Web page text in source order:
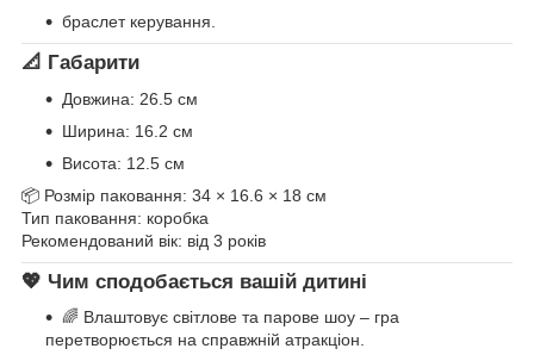
браслет керування.
📐 Габарити
Довжина: 26.5 см
Ширина: 16.2 см
Висота: 12.5 см
📦 Розмір паковання: 34 × 16.6 × 18 см
Тип паковання: коробка
Рекомендований вік: від 3 років
💖 Чим сподобається вашій дитині
🌈 Влаштовує світлове та парове шоу – гра
перетворюється на справжній атракціон.